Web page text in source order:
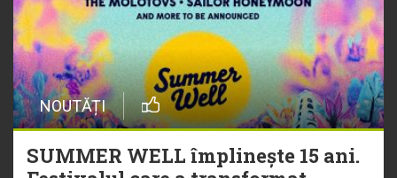
NOUTĂȚI
SUMMER WELL împlinește 15 ani.